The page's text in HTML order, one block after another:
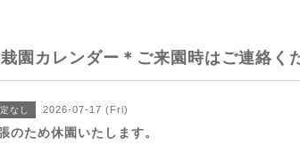
園カレンダー＊ご来園時はご連絡く
なし 2026-07-17 (Fri)
のため休園いたします。